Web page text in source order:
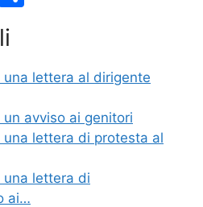
di
di
una lettera al dirigente
un avviso ai genitori
una lettera di protesta al
una lettera di
ai…